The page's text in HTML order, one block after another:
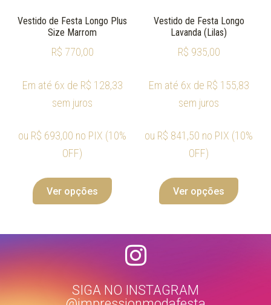
Vestido de Festa Longo Plus
Size Marrom
R$ 770,00
Em até 6x de R$ 128,33
sem juros
ou R$ 693,00 no PIX (10%
OFF)
Ver opções
Vestido de Festa Longo
Lavanda (Lilas)
R$ 935,00
Em até 6x de R$ 155,83
sem juros
ou R$ 841,50 no PIX (10%
OFF)
Ver opções
SIGA NO INSTAGRAM